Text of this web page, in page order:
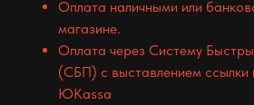
Оплата наличными или
магазине.
Оплата через Систему
(СБП) с выставлением ссылки
ЮKassa